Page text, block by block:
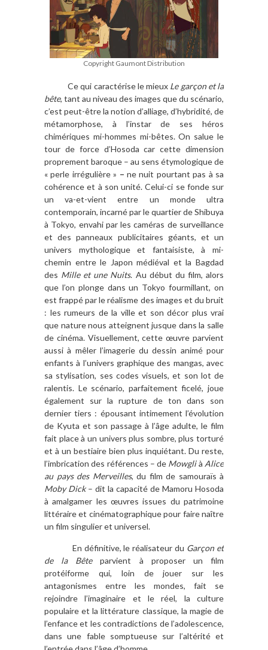
Copyright Gaumont Distribution
Ce qui caractérise le mieux Le garçon et la
bête, tant au niveau des images que du scénario,
c’est peut-être la notion d’alliage, d’hybridité, de
métamorphose, à l’instar de ses héros
chimériques mi-hommes mi-bêtes. On salue le
tour de force d’Hosoda car cette dimension
proprement baroque – au sens étymologique de
« perle irrégulière » – ne nuit pourtant pas à sa
cohérence et à son unité. Celui-ci se fonde sur
un va-et-vient entre un monde ultra
contemporain, incarné par le quartier de Shibuya
à Tokyo, envahi par les caméras de surveillance
et des panneaux publicitaires géants, et un
univers mythologique et fantaisiste, à mi-
chemin entre le Japon médiéval et la Bagdad
des Mille et une Nuits. Au début du film, alors
que l’on plonge dans un Tokyo fourmillant, on
est frappé par le réalisme des images et du bruit
: les rumeurs de la ville et son décor plus vrai
que nature nous atteignent jusque dans la salle
de cinéma. Visuellement, cette œuvre parvient
aussi à mêler l’imagerie du dessin animé pour
enfants à l’univers graphique des mangas, avec
sa stylisation, ses codes visuels, et son lot de
ralentis. Le scénario, parfaitement ficelé, joue
également sur la rupture de ton dans son
dernier tiers : épousant intimement l’évolution
de Kyuta et son passage à l’âge adulte, le film
fait place à un univers plus sombre, plus torturé
et à un bestiaire bien plus inquiétant. Du reste,
l’imbrication des références – de Mowglià Alice
au pays des Merveilles, du film de samouraïs à
Moby Dick– dit la capacité de Mamoru Hosoda
à amalgamer les œuvres issues du patrimoine
littéraire et cinématographique pour faire naître
un film singulier et universel.
En définitive, le réalisateur du Garçon et
de la Bêteparvient à proposer un film
protéiforme qui, loin de jouer sur les
antagonismes entre les mondes, fait se
rejoindre l’imaginaire et le réel, la culture
populaire et la littérature classique, la magie de
l’enfance et les contradictions de l’adolescence,
dans une fable somptueuse sur l’altérité et